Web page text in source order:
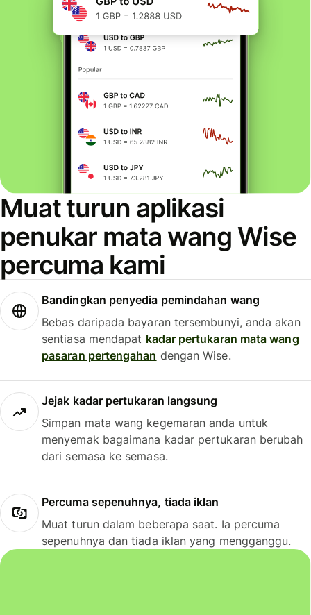
Muat turun aplikasi
penukar mata wang Wise
percuma kami
Bandingkan penyedia pemindahan wang
Bebas daripada bayaran tersembunyi, anda akan
sentiasa mendapat kadar pertukaran mata wang
pasaran pertengahan dengan Wise.
Jejak kadar pertukaran langsung
Simpan mata wang kegemaran anda untuk
menyemak bagaimana kadar pertukaran berubah
dari semasa ke semasa.
Percuma sepenuhnya, tiada iklan
Muat turun dalam beberapa saat. Ia percuma
sepenuhnya dan tiada iklan yang mengganggu.